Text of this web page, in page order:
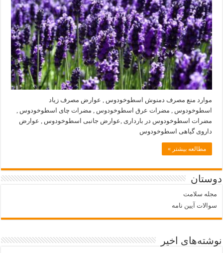
موارد منع مصرف دمنوش اسطوخودوس , عوارض مصرف زیاد
اسطوخودوس , مضرات عرق اسطوخودوس , مضرات چای اسطوخودوس ,
مضرات اسطوخودوس در بارداری ,عوارض جانبی اسطوخودوس , عوارض
داروی گیاهی اسطوخودوس
مطالعه بیشتر »
دوستان
مجله سلامت
سوالات آیین نامه
نوشته‌های اخیر